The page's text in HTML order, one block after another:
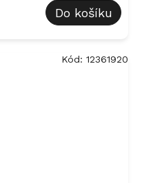
Do košíku
Kód: 12361920